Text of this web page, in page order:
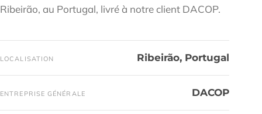
Ribeirão, au Portugal, livré à notre client DACOP.
LOCALISATION Ribeirão, Portugal
ENTREPRISE GÉNÉRALE DACOP